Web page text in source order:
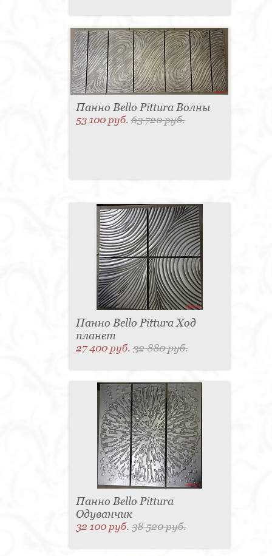
Панно Bello Pittura Волны
53 100 руб.63 720 руб.
Панно Bello Pittura Ход
планет
27 400 руб.32 880 руб.
Панно Bello Pittura
Одуванчик
32 100 руб.38 520 руб.